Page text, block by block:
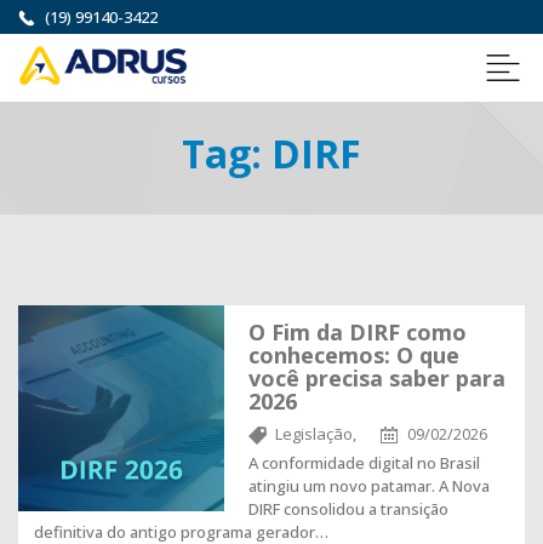
(19) 99140-3422
Tag: DIRF
O Fim da DIRF como
conhecemos: O que
você precisa saber para
2026
Legislação,
09/02/2026
A conformidade digital no Brasil
atingiu um novo patamar. A Nova
DIRF consolidou a transição
definitiva do antigo programa gerador…